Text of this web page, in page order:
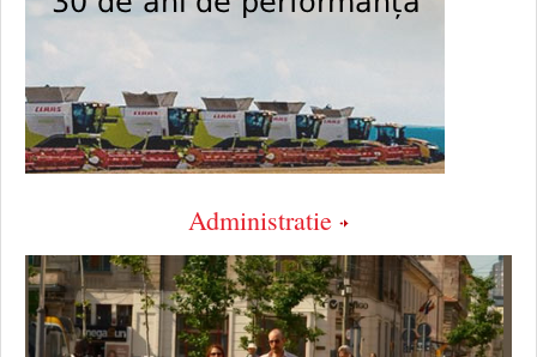
Administratie